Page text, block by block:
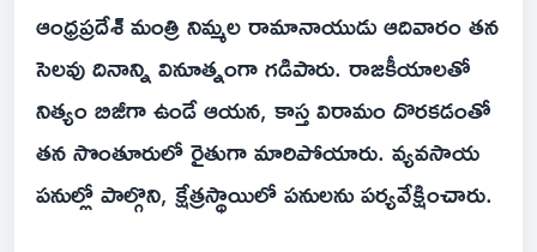
ఆంధ్రప్రదేశ్ మంత్రి నిమ్మల రామానాయుడు ఆదివారం తన
సెలవు దినాన్ని వినూత్నంగా గడిపారు. రాజకీయాలతో
నిత్యం బిజీగా ఉండే ఆయన, కాస్త విరామం దొరకడంతో
తన సొంతూరులో రైతుగా మారిపోయారు. వ్యవసాయ
పనుల్లో పాల్గొని, క్షేత్రస్థాయిలో పనులను పర్యవేక్షించారు.